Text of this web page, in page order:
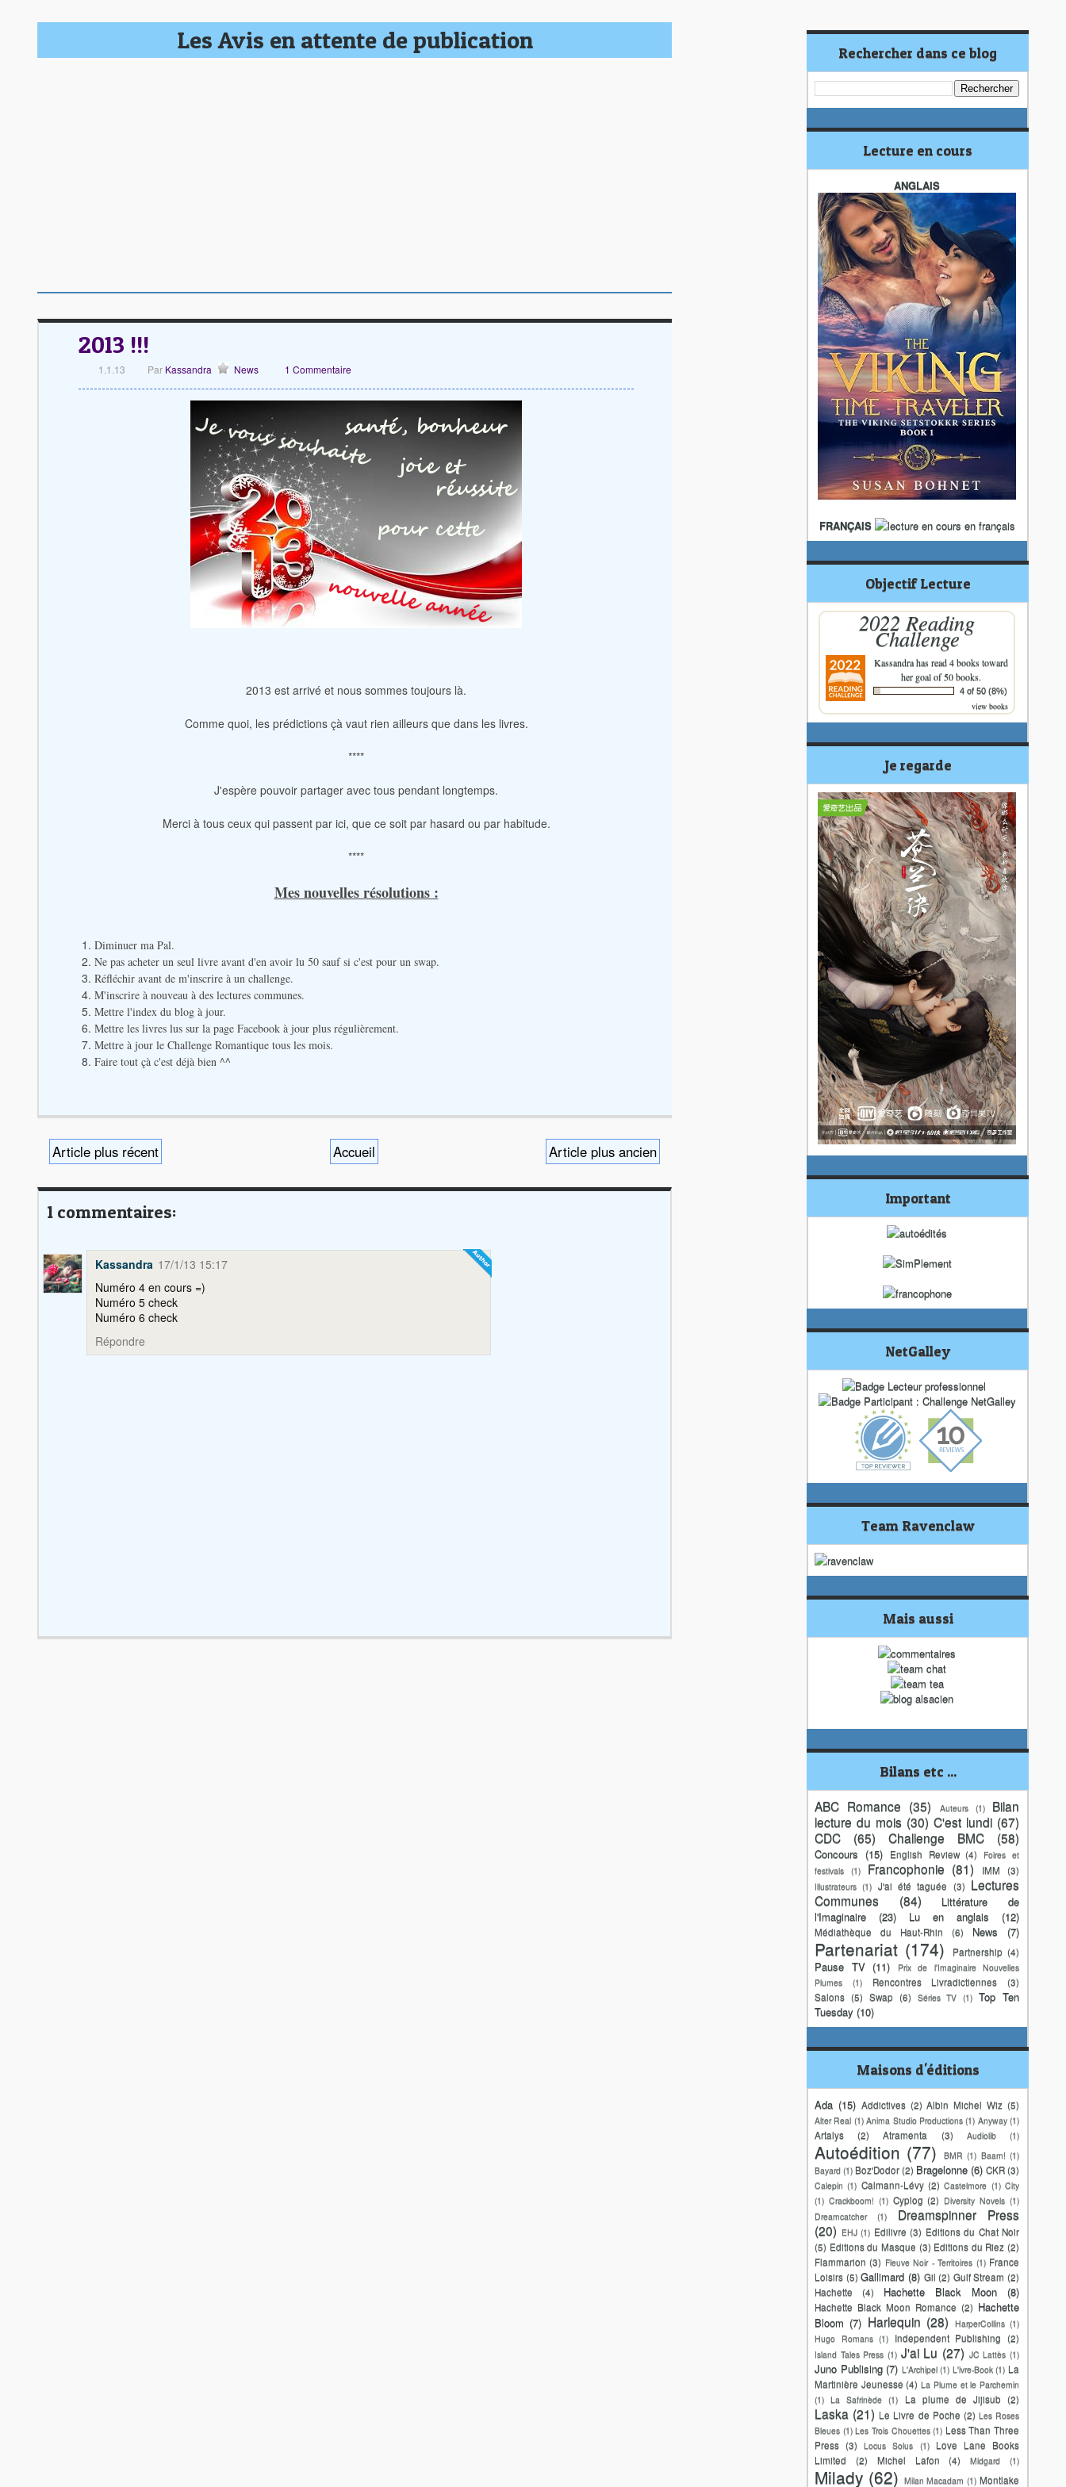
Les Avis en attente de publication
2013 !!!
1.1.13 Par Kassandra News 1 Commentaire
2013 est arrivé et nous sommes toujours là.
Comme quoi, les prédictions çà vaut rien ailleurs que dans les livres.
****
J'espère pouvoir partager avec tous pendant longtemps.
Merci à tous ceux qui passent par ici, que ce soit par hasard ou par habitude.
****
Mes nouvelles résolutions :
Diminuer ma Pal.
Ne pas acheter un seul livre avant d'en avoir lu 50 sauf si c'est pour un swap.
Réfléchir avant de m'inscrire à un challenge.
M'inscrire à nouveau à des lectures communes.
Mettre l'index du blog à jour.
Mettre les livres lus sur la page Facebook à jour plus régulièrement.
Mettre à jour le Challenge Romantique tous les mois.
Faire tout çà c'est déjà bien ^^
Article plus récent Article plus ancien
Accueil
1 commentaires:
Kassandra 17/1/13 15:17
Numéro 4 en cours =)
Numéro 5 check
Numéro 6 check
Répondre
Rechercher dans ce blog
Lecture en cours
ANGLAIS
FRANÇAIS
Objectif Lecture
2022 Reading
Challenge
Kassandrahas read 4 books toward
her goal of 50 books.
4 of 50 (8%)
view books
Je regarde
Important
NetGalley
Team Ravenclaw
Mais aussi
Bilans etc ...
ABC Romance (35) Auteurs (1)
Bilan
lecture du mois (30) C'est lundi (67)
CDC
(65) Challenge BMC (58)
Concours (15) English Review (4)
Foires et
festivals (1) Francophonie (81) IMM (3)
Illustrateurs (1) J'ai été taguée (3) Lectures
Communes
(84)
Littérature de
l'Imaginaire
(23) Lu en anglais (12)
Médiathèque du Haut-Rhin (6) News (7)
Partenariat (174) Partnership (4)
Pause TV (11)
Prix de l'Imaginaire Nouvelles
Plumes
(1) Rencontres Livradictiennes
(3)
Salons (5) Swap (6) Séries TV (1) Top Ten
Tuesday (10)
Maisons d'éditions
Ada (15) Addictives (2) Albin Michel Wiz (5)
Alter Real (1) Anima Studio Productions (1) Anyway (1)
Artalys (2) Atramenta (3) Audiolib (1)
Autoédition (77) BMR (1) Baam! (1)
Bayard (1) Boz'Dodor(2) Bragelonne (6) CKR(3)
Calepin (1) Calmann-Lévy (2) Castelmore (1) City
(1) Crackboom! (1) Cyplog (2) Diversity Novels (1)
Dreamcatcher
(1)
Dreamspinner Press
(20) EHJ (1) Edilivre (3) Editions du Chat Noir
(5) Editions du Masque (3) Editions du Riez (2)
Flammarion (3) Fleuve Noir - Territoires (1) France
Loisirs (5) Gallimard (8) Gil (2) Gulf Stream (2)
Hachette
(4) Hachette Black Moon (8)
Hachette Black Moon Romance (2) Hachette
Bloom (7) Harlequin (28) HarperCollins (1)
Hugo Romans (1) Independent Publishing (2)
Island Tales Press (1) J'ai Lu (27) JC Lattès (1)
Juno Publising (7) L'Archipel (1) L'ivre-Book (1) La
Martinière Jeunesse (4) La Plume et le Parchemin
(1) La Safrinède (1) La plume de Jijisub (2)
Laska (21) Le Livre de Poche (2) Les Roses
Bleues (1) Les Trois Chouettes (1) Less Than Three
Press (3) Locus Solus (1)
Love Lane Books
Limited
(2) Michel Lafon (4) Midgard (1)
Milady (62) Milan Macadam (1) Montlake